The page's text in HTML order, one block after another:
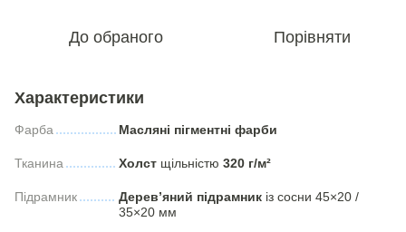
До обраного Порівняти
Характеристики
Фарба Масляні пігментні фарби
Тканина Холст щільністю 320 г/м²
Підрамник Дерев’яний підрамник із сосни 45×20 /
35×20 мм